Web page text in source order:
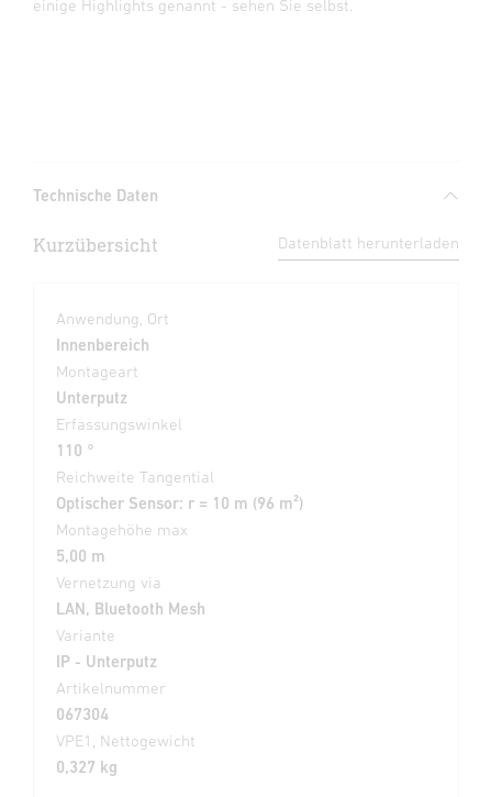
einige Highlights genannt - sehen Sie selbst.
Technische Daten
Kurzübersicht Datenblatt herunterladen
Anwendung, Ort
Innenbereich
Montageart
Unterputz
Erfassungswinkel
110 °
Reichweite Tangential
Optischer Sensor: r = 10 m (96 m²)
Montagehöhe max
5,00 m
Vernetzung via
LAN, Bluetooth Mesh
Variante
IP - Unterputz
Artikelnummer
067304
VPE1, Nettogewicht
0,327 kg